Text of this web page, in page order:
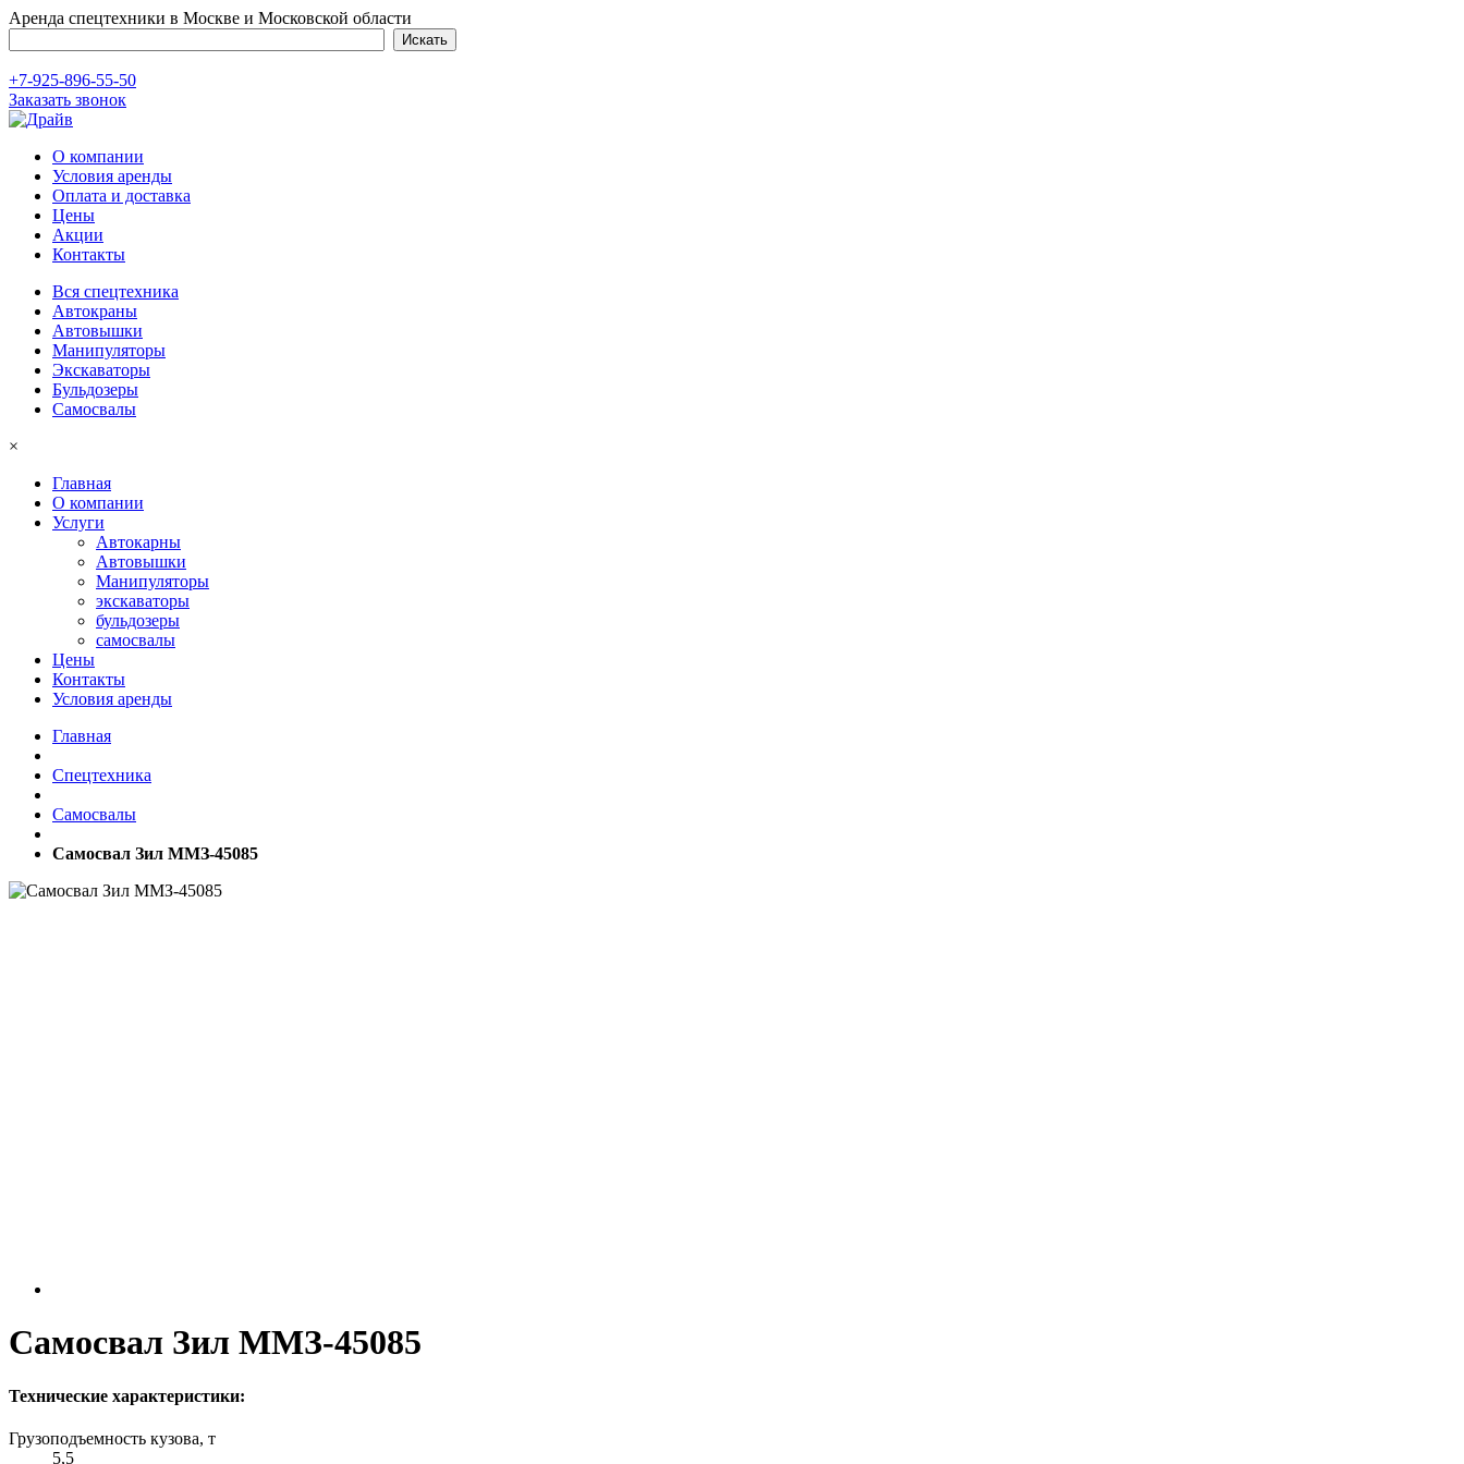
Аренда спецтехники в Москве и Московской области
+7-925-896-55-50
Заказать звонок
О компании
Условия аренды
Оплата и доставка
Цены
Акции
Контакты
Вся спецтехника
Автокраны
Автовышки
Манипуляторы
Экскаваторы
Бульдозеры
Самосвалы
×
Главная
О компании
Услуги
Автокарны
Автовышки
Манипуляторы
экскаваторы
бульдозеры
самосвалы
Цены
Контакты
Условия аренды
Главная
Спецтехника
Самосвалы
Самосвал Зил ММЗ-45085
Самосвал Зил ММЗ-45085
Технические характеристики:
Грузоподъемность кузова, т
5,5